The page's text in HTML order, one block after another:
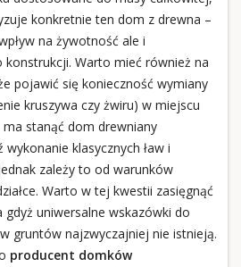
konkretnie ten dom z drewna –
na żywotność ale i
konstrukcji. Warto mieć również na
pojawić się konieczność wymiany
kruszywa czy żwiru) w miejscu
stanąć dom drewniany
wykonanie klasycznych ław i
zależy to od warunków
Warto w tej kwestii zasięgnąć
gdyż uniwersalne wskazówki do
gruntów najzwyczajniej nie istnieją.
producent domków